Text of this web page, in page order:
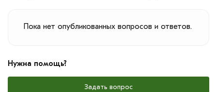
Пока нет опубликованных вопросов и ответов.
Нужна помощь?
Задать вопрос